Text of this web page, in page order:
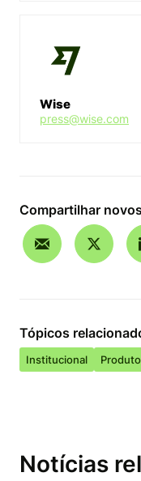
Wise
press@wise.com
Compartilhar
Tópicos
Institucional
Notícias